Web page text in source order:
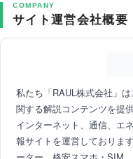
COMPANY
サイト運営会社概要
私たち「RAUL株式会社」
関する解説コンテンツを提
インターネット、通信、エ
報サイトを運営しておりま